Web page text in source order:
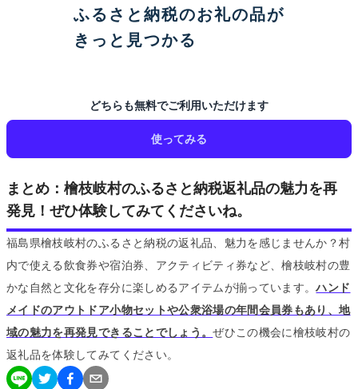
ふるさと納税のお礼の品が
きっと見つかる
どちらも無料でご利用いただけます
使ってみる
まとめ：檜枝岐村のふるさと納税返礼品の魅力を再
発見！ぜひ体験してみてくださいね。
福島県檜枝岐村のふるさと納税の返礼品、魅力を感じませんか？村
内で使える飲食券や宿泊券、アクティビティ券など、檜枝岐村の豊
かな自然と文化を存分に楽しめるアイテムが揃っています。ハンド
メイドのアウトドア小物セットや公衆浴場の年間会員券もあり、地
域の魅力を再発見できることでしょう。ぜひこの機会に檜枝岐村の
返礼品を体験してみてください。